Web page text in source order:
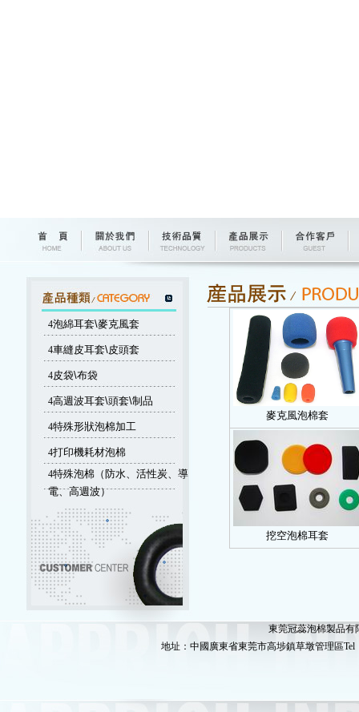
4泡綿耳套\麥克風套
4車縫皮耳套\皮頭套
4皮袋\布袋
4高週波耳套\頭套\制品
4特殊形狀泡棉加工
4打印機耗材泡棉
4特殊泡棉（防水、活性炭、導
電、高週波）
麥克風泡棉套
挖空泡棉耳套
東莞冠蕊泡棉製品有
地址：中國廣東省東莞市高埗鎮草墩管理區Tel